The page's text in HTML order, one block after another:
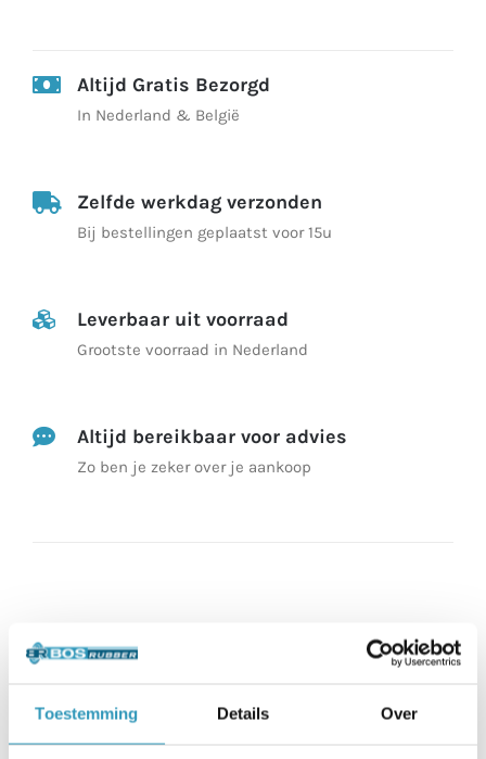
Toestemming Details Over
Altijd Gratis Bezorgd
In Nederland & België
Zelfde werkdag verzonden
Bij bestellingen geplaatst voor 15u
Leverbaar uit voorraad
Grootste voorraad in Nederland
Altijd bereikbaar voor advies
Zo ben je zeker over je aankoop
Beschrijving